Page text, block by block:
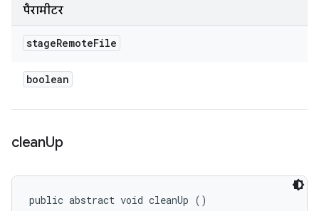
पैरामीटर
stageRemoteFile
boolean
cleanUp
public abstract void cleanUp ()